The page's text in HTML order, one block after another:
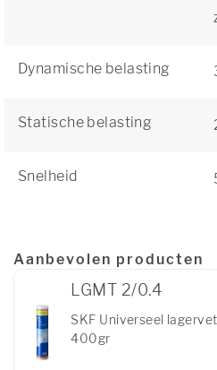
Dynamische belasting
Statische belasting
Snelheid
Aanbevolen producten
LGMT 2/0.4
SKF Universeel
400gr